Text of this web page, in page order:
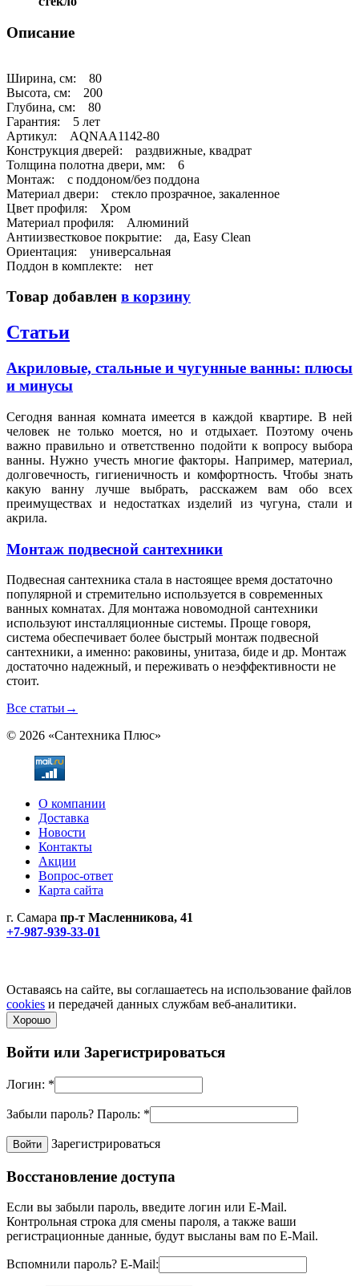
Описание
Ширина, см: 80
Высота, см: 200
Глубина, см: 80
Гарантия: 5 лет
Артикул: AQNAA1142-80
Конструкция дверей: раздвижные, квадрат
Толщина полотна двери, мм: 6
Монтаж: с поддоном/без поддона
Материал двери: стекло прозрачное, закаленное
Цвет профиля: Хром
Материал профиля: Алюминий
Антиизвестковое покрытие: да, Easy Clean
Ориентация: универсальная
Поддон в комплекте: нет
Товар добавлен в корзину
Статьи
Акриловые, стальные и чугунные ванны: плюсы
и минусы
Сегодня ванная комната имеется в каждой квартире. В ней
человек не только моется, но и отдыхает. Поэтому очень
важно правильно и ответственно подойти к вопросу выбора
ванны. Нужно учесть многие факторы. Например, материал,
долговечность, гигиеничность и комфортность. Чтобы знать
какую ванну лучше выбрать, расскажем вам обо всех
преимуществах и недостатках изделий из чугуна, стали и
акрила.
Монтаж подвесной сантехники
Подвесная сантехника стала в настоящее время достаточно
популярной и стремительно используется в современных
ванных комнатах. Для монтажа новомодной сантехники
используют инсталляционные системы. Проще говоря,
система обеспечивает более быстрый монтаж подвесной
сантехники, а именно: раковины, унитаза, биде и др. Монтаж
достаточно надежный, и переживать о неэффективности не
стоит.
Все статьи →
© 2026 «Сантехника Плюс»
О компании
Доставка
Новости
Контакты
Акции
Вопрос-ответ
Карта сайта
г. Самара пр-т Масленникова, 41
+7-987-939-33-01
Оставаясь на сайте, вы соглашаетесь на использование файлов
cookies и передачей данных службам веб-аналитики.
Хорошо
Войти или Зарегистрироваться
Логин: *
Забыли пароль? Пароль: *
Зарегистрироваться
Восстановление доступа
Если вы забыли пароль, введите логин или E-Mail.
Контрольная строка для смены пароля, а также ваши
регистрационные данные, будут высланы вам по E-Mail.
Вспомнили пароль? E-Mail: